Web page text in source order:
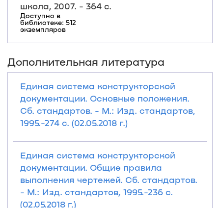
школа, 2007. - 364 с.
Доступно в
библиотеке: 512
экземпляров
Дополнительная литература
Единая система конструкторской
документации. Основные положения.
Сб. стандартов. - М.: Изд. стандартов,
1995.-274 с. (02.05.2018 г.)
Единая система конструкторской
документации. Общие правила
выполнения чертежей. Сб. стандартов.
- М.: Изд. стандартов, 1995.-236 с.
(02.05.2018 г.)